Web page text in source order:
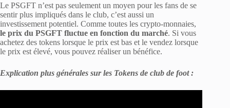
Le PSGFT n’est pas seulement un moyen pour les fans de se
sentir plus impliqués dans le club, c’est aussi un
investissement potentiel. Comme toutes les crypto-monnaies,
le prix du PSGFT fluctue en fonction du marché. Si vous
achetez des tokens lorsque le prix est bas et le vendez lorsque
le prix est élevé, vous pouvez réaliser un bénéfice.
Explication plus générales sur les Tokens de club de foot :